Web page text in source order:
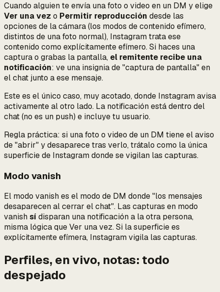
Cuando alguien te envía una foto o video en un DM y elige
Ver una vez o Permitir reproducción desde las
opciones de la cámara (los modos de contenido efímero,
distintos de una foto normal), Instagram trata ese
contenido como explícitamente efímero. Si haces una
captura o grabas la pantalla, el remitente recibe una
notificación: ve una insignia de "captura de pantalla" en
el chat junto a ese mensaje.
Este es el único caso, muy acotado, donde Instagram avisa
activamente al otro lado. La notificación está dentro del
chat (no es un push) e incluye tu usuario.
Regla práctica: si una foto o video de un DM tiene el aviso
de "abrir" y desaparece tras verlo, trátalo como la única
superficie de Instagram donde se vigilan las capturas.
Modo vanish
El modo vanish es el modo de DM donde "los mensajes
desaparecen al cerrar el chat". Las capturas en modo
vanishsídisparan una notificación a la otra persona,
misma lógica que Ver una vez. Si la superficie es
explícitamente efímera, Instagram vigila las capturas.
Perfiles, en vivo, notas: todo
despejado